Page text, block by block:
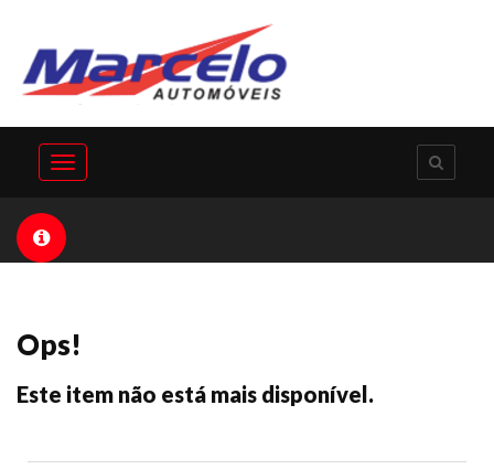
Toggle
navigation
Ops!
Este item não está mais disponível.